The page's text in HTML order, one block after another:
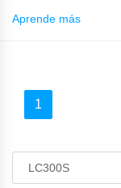
Aprende más
1